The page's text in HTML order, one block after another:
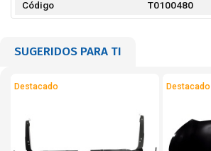
Código T0100480
SUGERIDOS PARA TI
Destacado Destacado